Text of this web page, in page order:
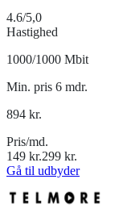
4.6/5,0
Hastighed
1000/1000 Mbit
Min. pris 6 mdr.
894 kr.
Pris/md.
149 kr.299 kr.
Gå til udbyder